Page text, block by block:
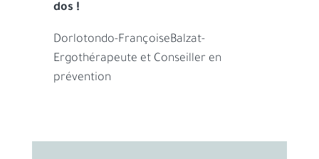
dos !
Dorlotondo-FrançoiseBalzat-
Ergothérapeute et Conseiller en
prévention